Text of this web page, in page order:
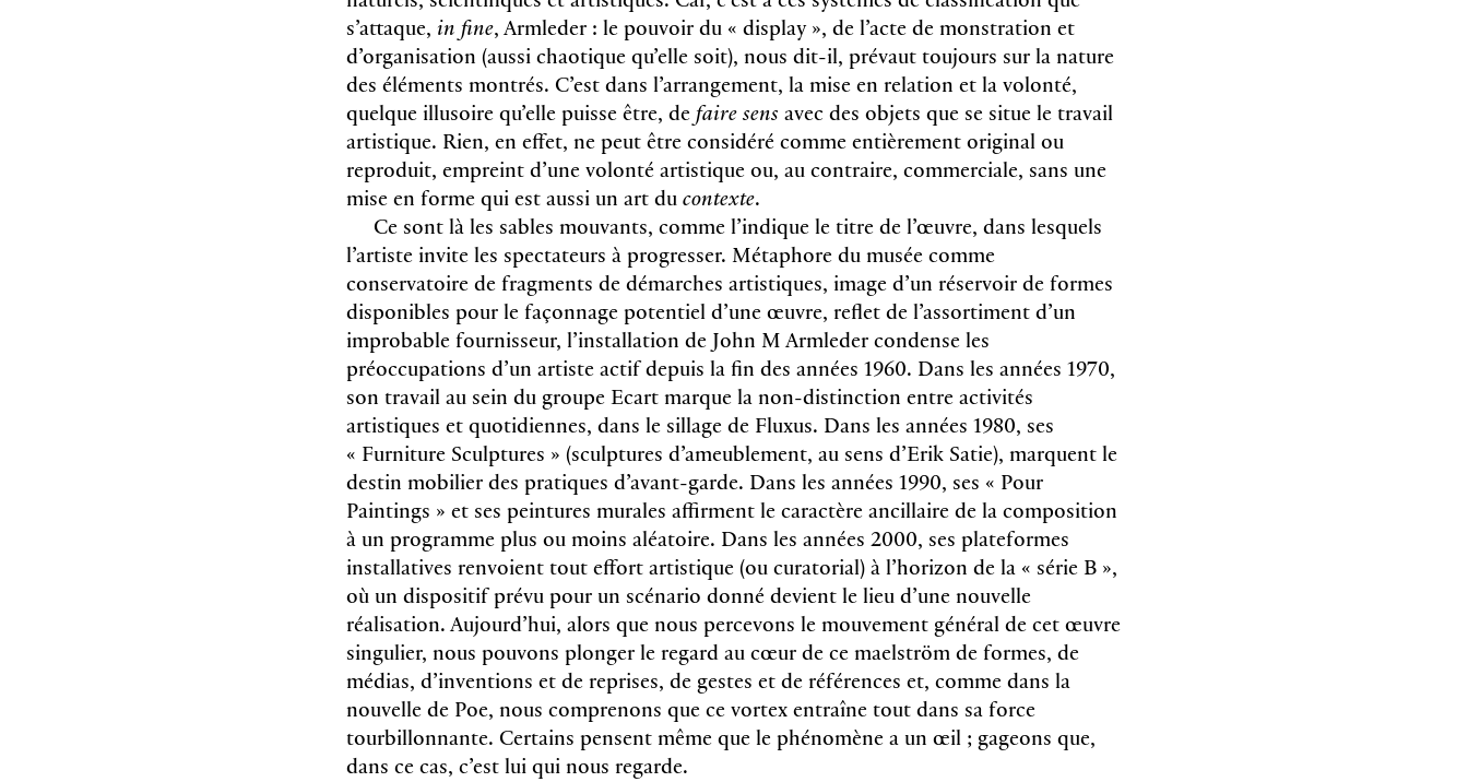
s’attaque, in fine, Armleder : le pouvoir du « display », de l’acte de monstration et
d’organisation (aussi chaotique qu’elle soit), nous dit-il, prévaut toujours sur la nature
des éléments montrés. C’est dans l’arrangement, la mise en relation et la volonté,
quelque illusoire qu’elle puisse être, defaire sens avec des objets que se situe le travail
artistique. Rien, en effet, ne peut être considéré comme entièrement original ou
reproduit, empreint d’une volonté artistique ou, au contraire, commerciale, sans une
mise en forme qui est aussi un art ducontexte.
Ce sont là les sables mouvants, comme l’indique le titre de l’œuvre, dans lesquels
l’artiste invite les spectateurs à progresser. Métaphore du musée comme
conservatoire de fragments de démarches artistiques, image d’un réservoir de formes
disponibles pour le façonnage potentiel d’une œuvre, reflet de l’assortiment d’un
improbable fournisseur, l’installation de John M Armleder condense les
préoccupations d’un artiste actif depuis la fin des années 1960. Dans les années 1970,
son travail au sein du groupe Ecart marque la non-distinction entre activités
artistiques et quotidiennes, dans le sillage de Fluxus. Dans les années 1980, ses
« Furniture Sculptures » (sculptures d’ameublement, au sens d’Erik Satie), marquent le
destin mobilier des pratiques d’avant-garde. Dans les années 1990, ses « Pour
Paintings » et ses peintures murales affirment le caractère ancillaire de la composition
à un programme plus ou moins aléatoire. Dans les années 2000, ses plateformes
installatives renvoient tout effort artistique (ou curatorial) à l’horizon de la « série B »,
où un dispositif prévu pour un scénario donné devient le lieu d’une nouvelle
réalisation. Aujourd’hui, alors que nous percevons le mouvement général de cet œuvre
singulier, nous pouvons plonger le regard au cœur de ce maelström de formes, de
médias, d’inventions et de reprises, de gestes et de références et, comme dans la
nouvelle de Poe, nous comprenons que ce vortex entraîne tout dans sa force
tourbillonnante. Certains pensent même que le phénomène a un œil ; gageons que,
dans ce cas, c’est lui qui nous regarde.